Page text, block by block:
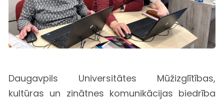
Daugavpils Universitātes Mūžizglītības,
kultūras un zinātnes komunikācijas biedrība